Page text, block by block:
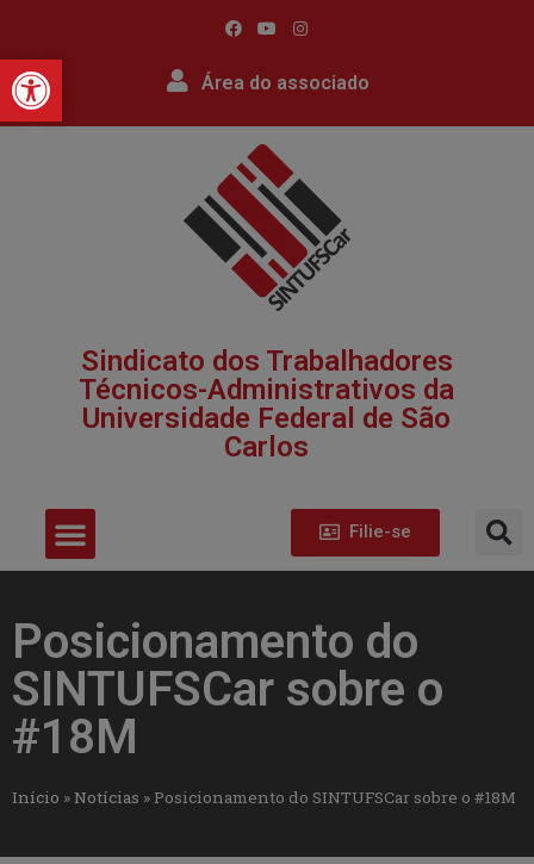
Barra de Ferramentas
Área do associado
Sindicato dos Trabalhadores
Técnicos-Administrativos da
Universidade Federal de São
Carlos​
Filie-se
Posicionamento do
SINTUFSCar sobre o
#18M
Início »Notícias »Posicionamento do SINTUFSCar sobre o #18M